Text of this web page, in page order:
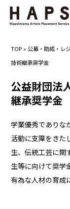
TOP »公募・助成・レ
技術継承奨学金
公益財団法
継承奨学金
学業優秀でありな
活動に支障をきた
生、伝統工芸に関
生等に向けて奨学
有為な人材の育成